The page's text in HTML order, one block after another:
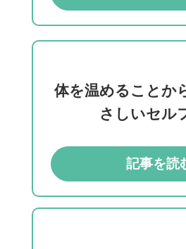
体を温めることか
さしいセル
記事を読